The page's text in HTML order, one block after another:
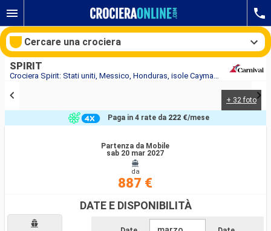
Crociera Spirit: Stati uniti, Messico, Honduras, isole Cayman, Giamaica in partenza da Mobile
SPIRIT
+ 32 foto
Partenza da Mobile
sab 20 mar 2027
da
887 €
Paga in 4 rate da222 €/mese
DATE E DISPONIBILITÀ
Cercare una crociera
Le nostre destinazioni